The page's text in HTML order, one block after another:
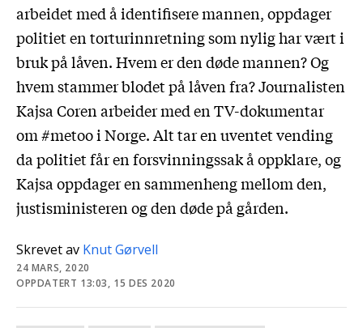
Skrevet av Knut Gørvell
24 MARS, 2020
OPPDATERT 13:03, 15 DES 2020
arbeidet med å identifisere mannen, oppdager
politiet en torturinnretning som nylig har vært i
bruk på låven. Hvem er den døde mannen? Og
hvem stammer blodet på låven fra? Journalisten
Kajsa Coren arbeider med en TV-dokumentar
om #metoo i Norge. Alt tar en uventet vending
da politiet får en forsvinningssak å oppklare, og
Kajsa oppdager en sammenheng mellom den,
justisministeren og den døde på gården.